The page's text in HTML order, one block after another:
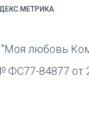
любовь
84877 от